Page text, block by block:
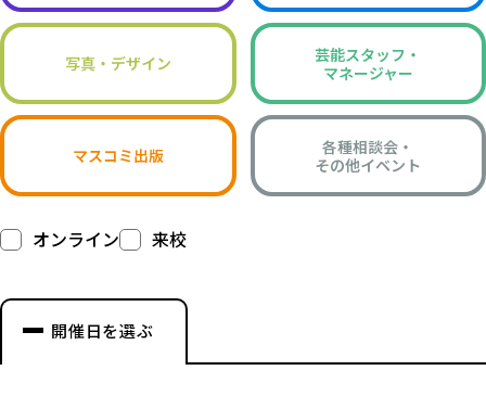
写真・デザイン
芸能スタッフ・
マネージャー
マスコミ出版
各種相談会・
その他イベント
オンライン 来校
開催日を選ぶ